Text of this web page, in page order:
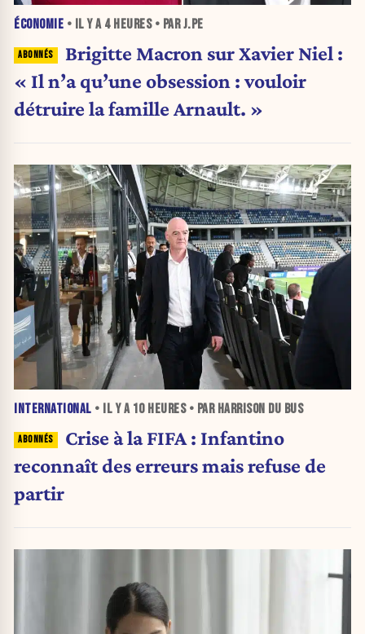
ÉCONOMIE • IL Y A 4 HEURES• PAR J.PE
Brigitte Macron sur Xavier Niel :
« Il n’a qu’une obsession : vouloir
détruire la famille Arnault. »
INTERNATIONAL • IL Y A 10 HEURES• PAR HARRISON DU BUS
Crise à la FIFA : Infantino
reconnaît des erreurs mais refuse de
partir